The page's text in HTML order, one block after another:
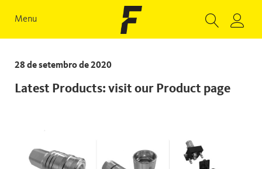
Menu
28 de setembro de 2020
Latest Products: visit our Product page